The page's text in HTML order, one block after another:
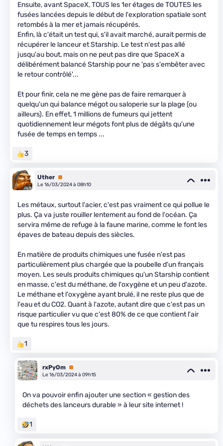
Ensuite, avant SpaceX, TOUS les 1er étages de TOUTES les
fusées lancées depuis le début de l'exploration spatiale sont
retombés à la mer et jamais récupérés.
Enfin, là c'était un test qui, s'il avait marché, aurait permis de
récupérer le lanceur et Starship. Le test n'est pas allé
jusqu'au bout, mais on ne peut pas dire que SpaceX a
délibérément balancé Starship pour ne 'pas s'embêter avec
le retour contrôlé'...
Et pour finir, cela ne me gène pas de faire remarquer à
quelqu'un qui balance mégot ou saloperie sur la plage (ou
ailleurs). En effet, 1 millions de fumeurs qui jettent
quotidiennement leur mégots font plus de dégâts qu'une
fusée de temps en temps ...
3
Uther Premium
Le 16/03/2024 à 08h10
Les métaux, surtout l'acier, c'est pas vraiment ce qui pollue le
plus. Ça va juste rouiller lentement au fond de l'océan. Ça
servira même de refuge à la faune marine, comme le font les
épaves de bateau depuis des siècles.
En matière de produits chimiques une fusée n'est pas
particulièrement plus chargée que la poubelle d'un français
moyen. Les seuls produits chimiques qu'un Starship contient
en masse, c'est du méthane, de l'oxygène et un peu d'azote.
Le méthane et l'oxygène ayant brulé, il ne reste plus que de
l'eau et du CO2. Quant à l'azote, autant dire que c'est pas un
risque particulier vu que c'est 80% de ce que contient l'air
que tu respires tous les jours.
1
rxPyOm Premium
Le 16/03/2024 à 09h15
On va pouvoir enfin ajouter une section « gestion des
déchets des lanceurs durable » à leur site internet !
1